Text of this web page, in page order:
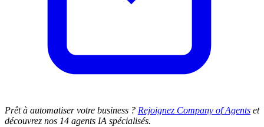
Prêt à automatiser votre business ? Rejoignez Company of Agents et
découvrez nos 14 agents IA spécialisés.